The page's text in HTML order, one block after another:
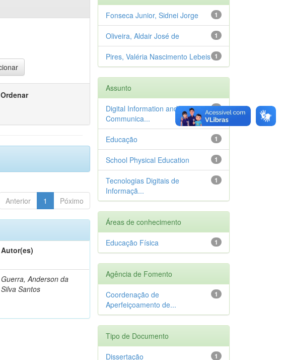
Ordenar
Anterior 1 Póximo
Autor(es)
Guerra, Anderson da
Silva Santos
1
Fonseca Junior, Sidnei Jorge
1
Oliveira, Aldair José de
1
Pires, Valéria Nascimento Lebeis
Assunto
1
Digital Information and
Communica...
1
Educação
1
School Physical Education
1
Tecnologias Digitais de
Informaçã...
Áreas de conhecimento
1
Educação Física
Agência de Fomento
1
Coordenação de
Aperfeiçoamento de...
Tipo de Documento
1
Dissertação